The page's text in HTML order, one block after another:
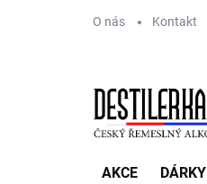
O nás Kontakt
AKCE DÁRKY